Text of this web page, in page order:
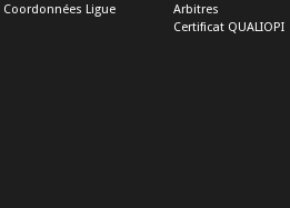
Coordonnées Ligue
Arbitres
Certificat QUALIOPI